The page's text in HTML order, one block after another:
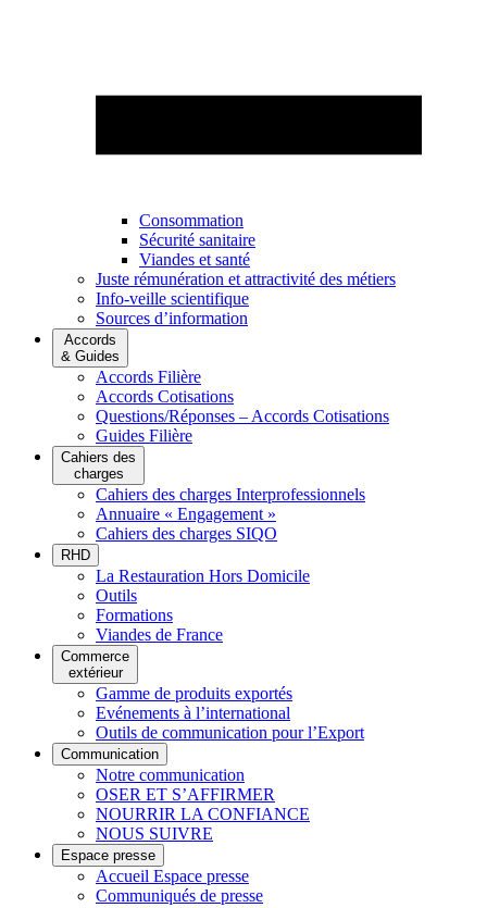
Consommation
Sécurité sanitaire
Viandes et santé
Juste rémunération et attractivité des métiers
Info-veille scientifique
Sources d’information
Accords
& Guides
Accords Filière
Accords Cotisations
Questions/Réponses – Accords Cotisations
Guides Filière
Cahiers des
charges
Cahiers des charges Interprofessionnels
Annuaire « Engagement »
Cahiers des charges SIQO
RHD
La Restauration Hors Domicile
Outils
Formations
Viandes de France
Commerce
extérieur
Gamme de produits exportés
Evénements à l’international
Outils de communication pour l’Export
Communication
Notre communication
OSER ET S’AFFIRMER
NOURRIR LA CONFIANCE
NOUS SUIVRE
Espace presse
Accueil Espace presse
Communiqués de presse